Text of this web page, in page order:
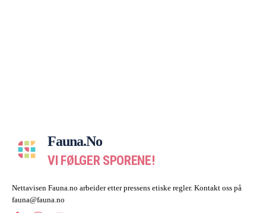
Fauna.no
VI FØLGER SPORENE!
Nettavisen Fauna.no arbeider etter pressens etiske regler. Kontakt oss på
fauna@fauna.no